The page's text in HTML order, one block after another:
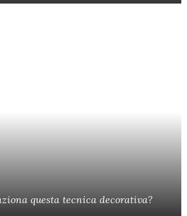
questa tecnica decorativa?